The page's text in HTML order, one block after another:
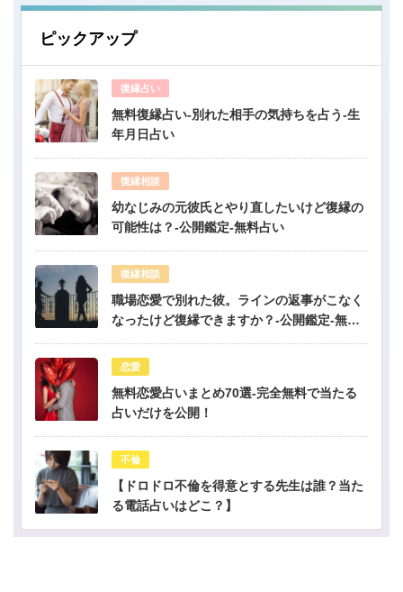
ピックアップ
復縁占い
無料復縁占い-別れた相手の気持ちを占う-生
年月日占い
復縁相談
幼なじみの元彼氏とやり直したいけど復縁の
可能性は？-公開鑑定-無料占い
復縁相談
職場恋愛で別れた彼。ラインの返事がこなく
なったけど復縁できますか？-公開鑑定-無料
恋愛
無料恋愛占いまとめ70選-完全無料で当たる
占いだけを公開！
不倫
【ドロドロ不倫を得意とする先生は誰？当た
る電話占いはどこ？】